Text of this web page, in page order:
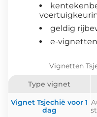
geldig
e-vignetten
Vignetten
Type vignet
Vignet Tsjechië voor 1
dag